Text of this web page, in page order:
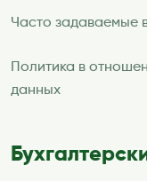
Часто задаваемые
Политика в
данных